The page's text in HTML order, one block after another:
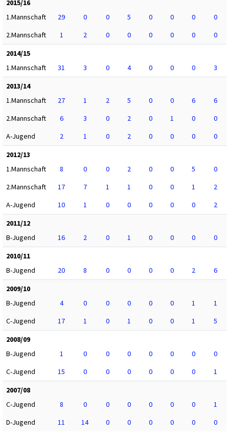
2015/16
1.Mannschaft
29 0 0 5 0 0 0
0
2.Mannschaft
1 2 0 0 0 0 0
0
2014/15
1.Mannschaft
31 3 0 4 0 0 0
3
2013/14
1.Mannschaft
27 1 2 5 0 0 6
6
2.Mannschaft
6 3 0 2 0 1 0
0
A-Jugend
2 1 0 2 0 0 0
0
2012/13
1.Mannschaft
8 0 0 2 0 0 5
0
2.Mannschaft
17 7 1 1 0 0 1
2
A-Jugend
10 1 0 0 0 0 0
2
2011/12
B-Jugend
16 2 0 1 0 0 0
0
2010/11
B-Jugend
20 8 0 0 0 0 2
6
2009/10
B-Jugend
4 0 0 0 0 0 1
1
C-Jugend
17 1 0 1 0 0 1
5
2008/09
B-Jugend
1 0 0 0 0 0 0
0
C-Jugend
15 0 0 0 0 0 0
1
2007/08
C-Jugend
8 0 0 0 0 0 0
1
D-Jugend
11 14 0 0 0 0 0 0